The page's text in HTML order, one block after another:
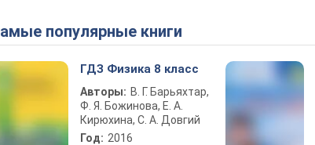
Самые популярные книги
ГДЗ Физика 8 класс
Авторы: В. Г. Барьяхтар,
Ф. Я. Божинова, Е. А.
Кирюхина, С. А. Довгий
Год: 2016